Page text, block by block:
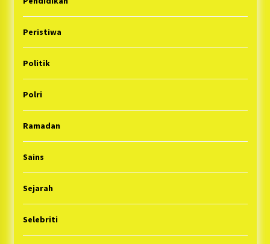
Peristiwa
Politik
Polri
Ramadan
Sains
Sejarah
Selebriti